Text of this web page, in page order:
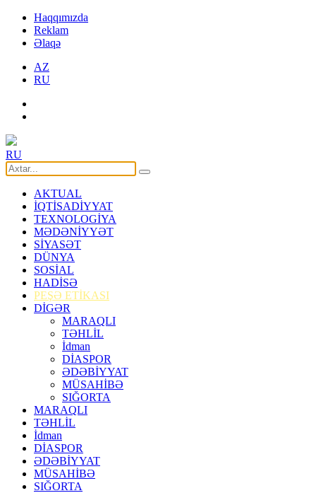
Haqqımızda
Reklam
Əlaqə
AZ
RU
RU
AKTUAL
İQTİSADİYYAT
TEXNOLOGİYA
MƏDƏNİYYƏT
SİYASƏT
DÜNYA
SOSİAL
HADİSƏ
PEŞƏ ETİKASI
DİGƏR
MARAQLI
TƏHLİL
İdman
DİASPOR
ƏDƏBİYYAT
MÜSAHİBƏ
SIĞORTA
MARAQLI
TƏHLİL
İdman
DİASPOR
ƏDƏBİYYAT
MÜSAHİBƏ
SIĞORTA